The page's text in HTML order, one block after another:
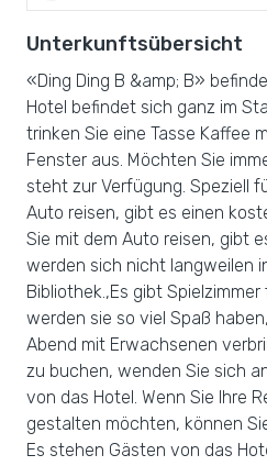
Unterkunftsübersicht
«Ding Ding B &amp; B»
Hotel befindet sich ganz im
trinken Sie eine Tasse Kaffee
Fenster aus. Möchten Sie
steht zur Verfügung. Speziell
Auto reisen, gibt es einen
Sie mit dem Auto reisen, gibt
werden sich nicht langweilen
Bibliothek.,Es gibt
werden sie so viel Spaß
Abend mit Erwachsenen
zu buchen, wenden Sie sich
von das Hotel. Wenn Sie Ihre
gestalten möchten, können
Es stehen Gästen von das